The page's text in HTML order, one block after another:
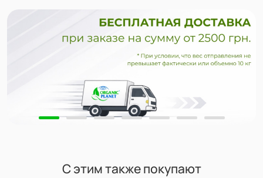
С этим также покупают